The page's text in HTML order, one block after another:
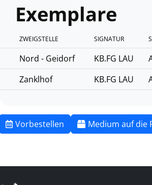
Exemplare
ZWEIGSTELLE SIGNATUR
Nord - Geidorf KB.FG LAU
Zanklhof
KB.FG LAU
Vorbestellen Medium auf die